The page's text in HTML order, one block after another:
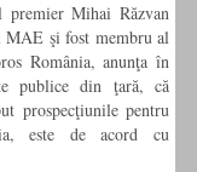
Mihai Răzvan
MAE şi fost membru al
România, anunţa în
publice din ţară, că
prospecţiunile pentru
este de acord cu